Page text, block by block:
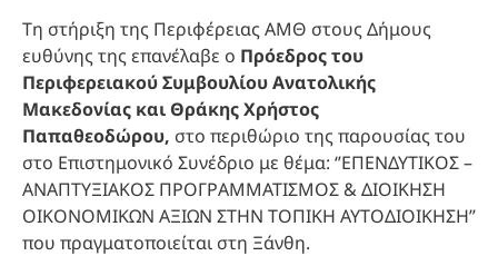
Τη στήριξη της Περιφέρειας ΑΜΘ στους Δήμους
ευθύνης της επανέλαβε ο Πρόεδρος του
Περιφερειακού Συμβουλίου Ανατολικής
Μακεδονίας και Θράκης Χρήστος
Παπαθεοδώρου, στο περιθώριο της παρουσίας του
στο Επιστημονικό Συνέδριο με θέμα: ‘’ΕΠΕΝΔΥΤΙΚΟΣ –
ΑΝΑΠΤΥΞΙΑΚΟΣ ΠΡΟΓΡΑΜΜΑΤΙΣΜΟΣ & ΔΙΟΙΚΗΣΗ
ΟΙΚΟΝΟΜΙΚΩΝ ΑΞΙΩΝ ΣΤΗΝ ΤΟΠΙΚΗ ΑΥΤΟΔΙΟΙΚΗΣΗ’’
που πραγματοποιείται στη Ξάνθη.